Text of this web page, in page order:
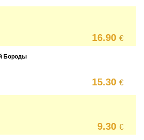
16.90€
Бороды
15.30€
9.30€